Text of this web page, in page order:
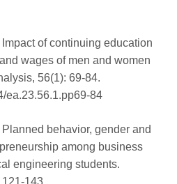
of continuing education
wages of men and women
56(1): 69-84.
ea.23.56.1.pp69-84
behavior, gender and
among business
engineering students.
143.